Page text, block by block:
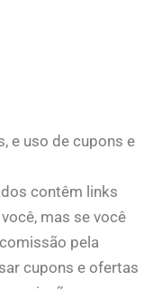
e uso de cupons e
contêm links
mas se você
pela
cupons e ofertas